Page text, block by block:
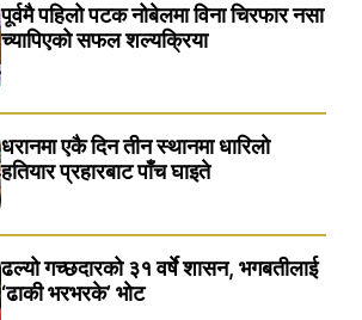
पूर्वमै पहिलो पटक नोबेलमा विना चिरफार नसा
च्यापिएको सफल शल्यक्रिया
धरानमा एकै दिन तीन स्थानमा धारिलाे
हतियार प्रहारबाट पाँच घाइते
ढल्यो गच्छदारको ३१ वर्षे शासन, भगबतीलाई
‘ढाकी भरभरके’ भाेट